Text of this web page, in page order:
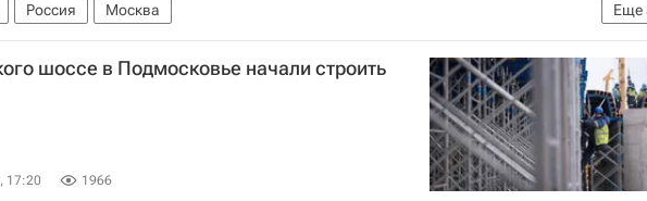
Еще
Россия
Москва
служба государственной статистики (Росстат)
Стройматериалы Цены
шоссе в Подмосковье начали строить
17:20 1966